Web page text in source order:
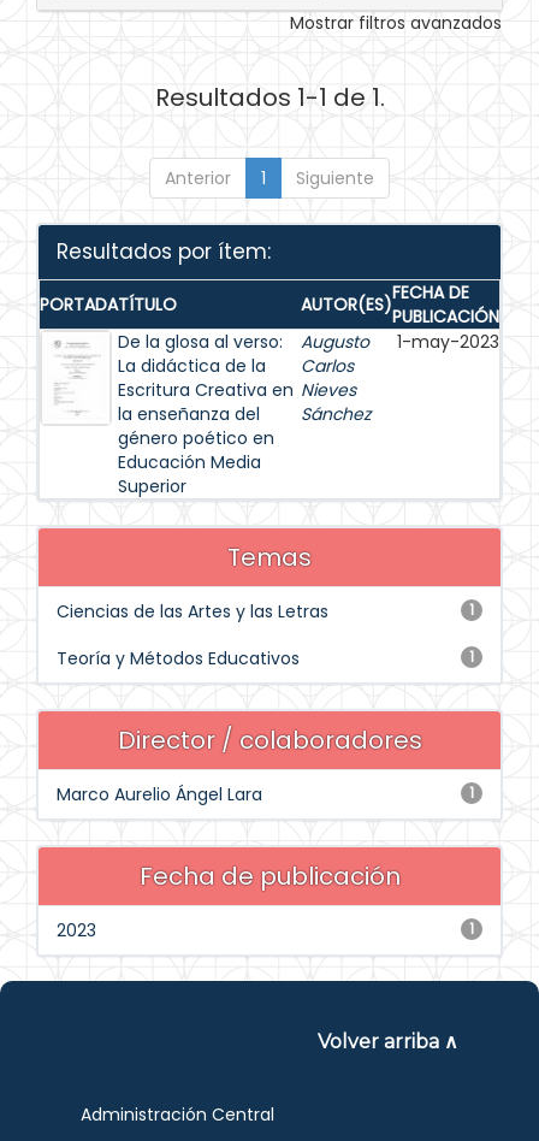
Mostrar filtros avanzados
Resultados 1-1 de 1.
Anterior 1 Siguiente
Resultados por ítem:
PORTADATÍTULO AUTOR(ES)FECHA DE
PUBLICACIÓN
De la glosa al verso:
La didáctica de la
Escritura Creativa en
la enseñanza del
género poético en
Educación Media
Superior
Augusto
Carlos
Nieves
Sánchez
1-may-2023
Temas
1
Ciencias de las Artes y las Letras
1
Teoría y Métodos Educativos
Director / colaboradores
1
Marco Aurelio Ángel Lara
Fecha de publicación
1
2023
Volver arriba ∧
Administración Central